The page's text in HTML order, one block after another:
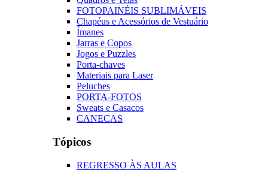
FOTOPAINÉIS SUBLIMÁVEIS
Chapéus e Acessórios de Vestuário
Ímanes
Jarras e Copos
Jogos e Puzzles
Porta-chaves
Materiais para Laser
Peluches
PORTA-FOTOS
Sweats e Casacos
CANECAS
Tópicos
REGRESSO ÀS AULAS